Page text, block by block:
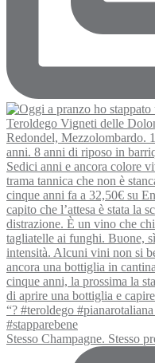
Stesso Champagne. Stesso